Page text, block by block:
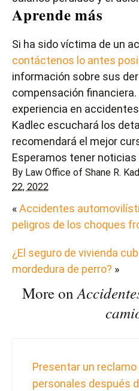
Aprende más
Si ha sido víctima de un
contáctenos lo antes
información sobre sus
compensación financiera.
experiencia en
Kadlec escuchará los
recomendará el mejor
Esperamos tener noticias
By Law Office of Shane R.
22, 2022
«Accidentes
peligros de los choques
¿El seguro de vivienda
mordedura de perro? »
More on
Presentar un
personales después